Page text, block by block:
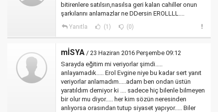
bitirenlere satılsın,nasılsa geri kalan cahiller onun
şarkılarını anlamazlar ne DDersin EROLLLL....
Yanıtla (1) (0)
mİSYA / 23 Haziran 2016 Perşembe 09:12
Sarayda eğitim mi veriyorlar şimdi.....
anlayamadık..... Erol Evgine niye bu kadar sert yanıt
veriyorlar anlamadım.....adam ben ondan üstün
yaratıldım demiyor ki .... sadece hiç bilenle bilmeyen
bir olur mu diyor..... her kim sözün neresinden
anlıyorsa orasından tutup siyaset yapıyor..... Biler